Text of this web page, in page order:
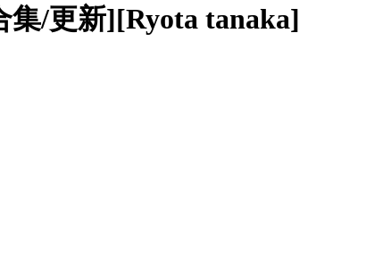
集/更新][Ryota tanaka]